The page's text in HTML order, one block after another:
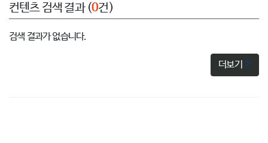
컨텐츠 검색 결과 (0건)
검색 결과가 없습니다.
더보기